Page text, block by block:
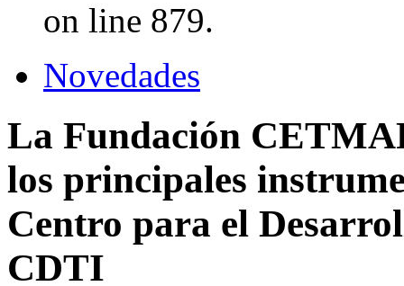
on line 879.
Novedades
La Fundación
los principales
Centro para el
CDTI